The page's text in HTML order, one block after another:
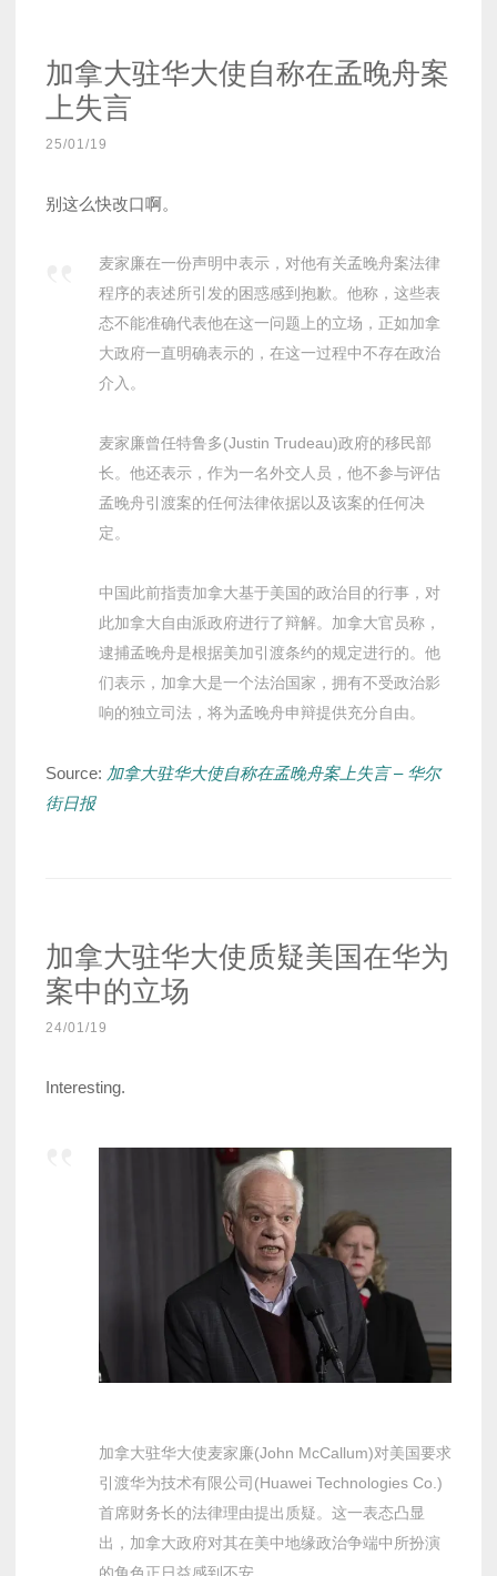
加拿大驻华大使自称在孟晚舟案
上失言
25/01/19
别这么快改口啊。
麦家廉在一份声明中表示，对他有关孟晚舟案法律
程序的表述所引发的困惑感到抱歉。他称，这些表
态不能准确代表他在这一问题上的立场，正如加拿
大政府一直明确表示的，在这一过程中不存在政治
介入。
麦家廉曾任特鲁多(Justin Trudeau)政府的移民部
长。他还表示，作为一名外交人员，他不参与评估
孟晚舟引渡案的任何法律依据以及该案的任何决
定。
中国此前指责加拿大基于美国的政治目的行事，对
此加拿大自由派政府进行了辩解。加拿大官员称，
逮捕孟晚舟是根据美加引渡条约的规定进行的。他
们表示，加拿大是一个法治国家，拥有不受政治影
响的独立司法，将为孟晚舟申辩提供充分自由。
Source: 加拿大驻华大使自称在孟晚舟案上失言 – 华尔
街日报
加拿大驻华大使质疑美国在华为
案中的立场
24/01/19
Interesting.
加拿大驻华大使麦家廉(John McCallum)对美国要求
引渡华为技术有限公司(Huawei Technologies Co.)
首席财务长的法律理由提出质疑。这一表态凸显
出，加拿大政府对其在美中地缘政治争端中所扮演